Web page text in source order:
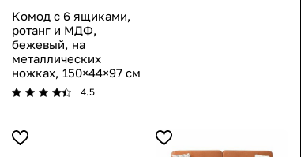
Комод с 6 ящиками,
ротанг и МДФ,
бежевый, на
металлических
ножках, 150×44×97 см
4.5